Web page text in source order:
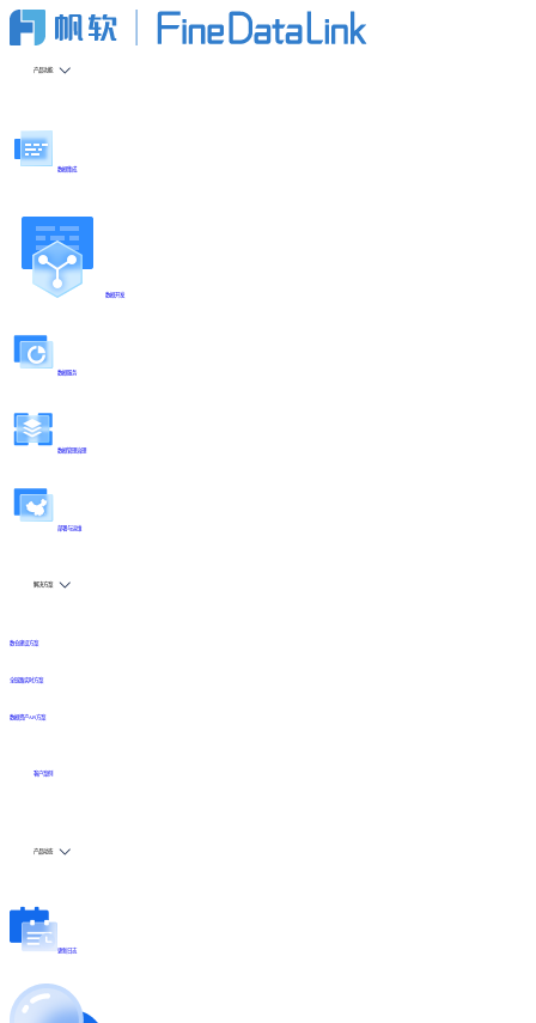
产品功能
数据集成
数据开发
数据服务
数据管理治理
部署与运维
解决方案
数仓建设方案
全链路实时方案
数据资产API方案
客户案例
产品动态
更新日志